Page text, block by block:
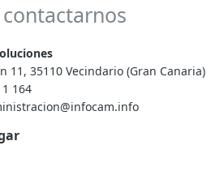
11, 35110 Vecindario (Gran Canaria)
164